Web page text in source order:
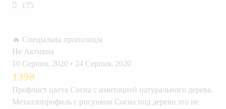
175
🔥 Спеціальна пропозиція
Не Активна
10 Серпня, 2020 • 24 Серпня, 2020
139₴
Профлист цвета Сосна с имитацией натурального дерева.
Металлопрофиль с рисунком Сосна под дерево это не